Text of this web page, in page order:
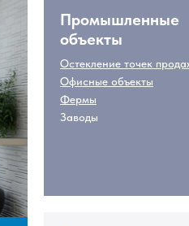
Промышленные
объекты
Остекление точек
Фермы
Заводы
Офисные объекты